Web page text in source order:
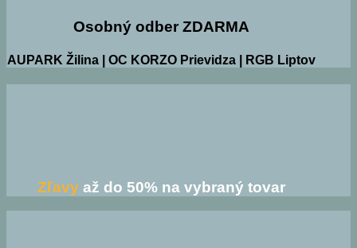
Osobný odber ZDARMA
AUPARK Žilina | OC KORZO Prievidza | RGB Liptov
Zľavyaž do 50% na vybraný tovar